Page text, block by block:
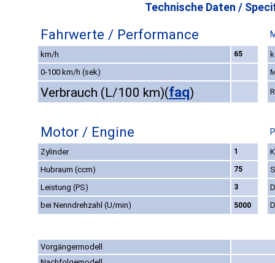
Technische Daten /
Fahrwerte / Performance
km/h 65
0-100 km/h (sek)
Verbrauch (L/100 km)(faq)
Motor / Engine
Zylinder 1
Hubraum (ccm)
75
Leistung (PS)
3
bei Nenndrehzahl (U/min)
5000
Vorgängermodell